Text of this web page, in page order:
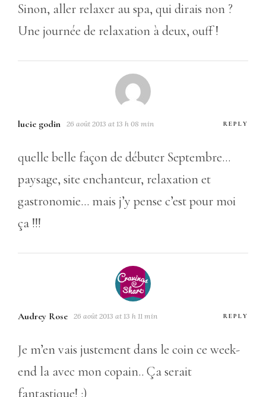
Sinon, aller relaxer au spa, qui dirais non ?
Une journée de relaxation à deux, ouff !
lucie godin 26 août 2013 at 13 h 08 min REPLY
quelle belle façon de débuter Septembre…
paysage, site enchanteur, relaxation et
gastronomie… mais j’y pense c’est pour moi
ça !!!
Audrey Rose 26 août 2013 at 13 h 11 min REPLY
Je m’en vais justement dans le coin ce week-
end la avec mon copain.. Ça serait
fantastique! :)